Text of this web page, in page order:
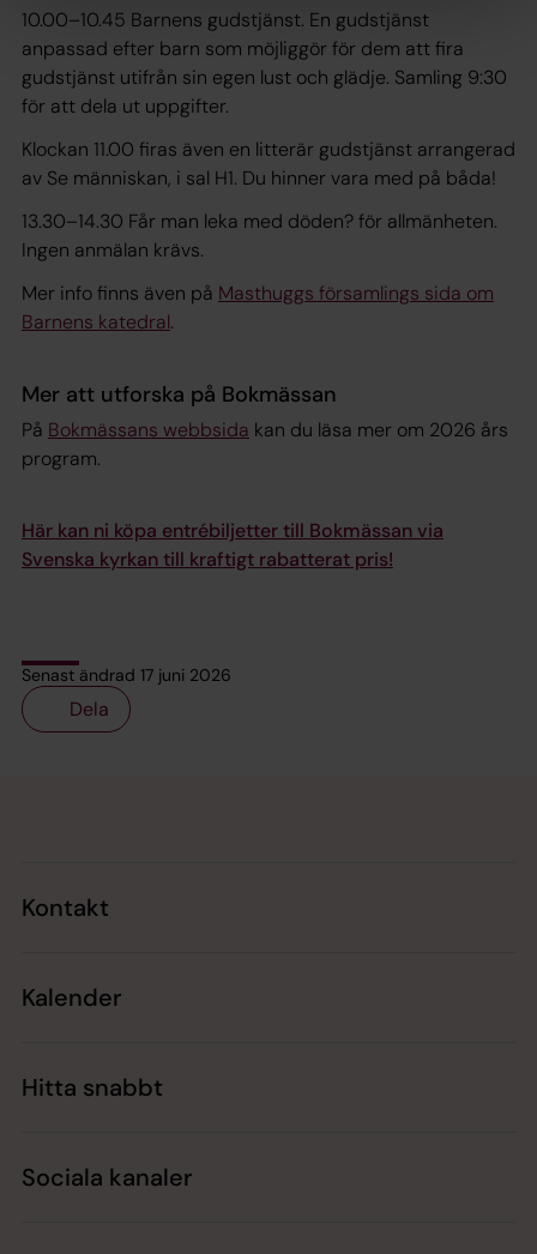
10.00–10.45 Barnens gudstjänst. En gudstjänst
anpassad efter barn som möjliggör för dem att fira
gudstjänst utifrån sin egen lust och glädje. Samling 9:30
för att dela ut uppgifter.
Klockan 11.00 firas även en litterär gudstjänst arrangerad
av Se människan, i sal H1. Du hinner vara med på båda!
13.30–14.30 Får man leka med döden? för allmänheten.
Ingen anmälan krävs.
Mer info finns även på Masthuggs församlings sida om
Barnens katedral.
Mer att utforska på Bokmässan
På Bokmässans webbsida kan du läsa mer om 2026 års
program.
Här kan ni köpa entrébiljetter till Bokmässan via
Svenska kyrkan till kraftigt rabatterat pris!
Senast ändrad 17 juni 2026
Dela
Kontakt
Kalender
Hitta snabbt
Sociala kanaler